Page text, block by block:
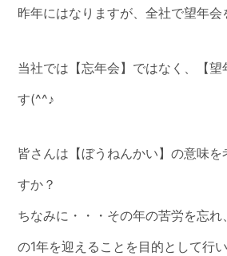
昨年にはなりますが、全社で望年会
当社では【忘年会】ではなく、【望
す(^^♪
皆さんは【ぼうねんかい】の意味を
すか？
ちなみに・・・その年の苦労を忘
の1年を迎えることを目的として行い